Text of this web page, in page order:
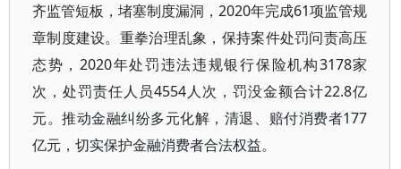
齐监管短板，堵塞制度漏洞，2020年完成61项监管规
章制度建设。重拳治理乱象，保持案件处罚问责高压
态势，2020年处罚违法违规银行保险机构3178家
次，处罚责任人员4554人次，罚没金额合计22.8亿
元。推动金融纠纷多元化解，清退、赔付消费者177
亿元，切实保护金融消费者合法权益。